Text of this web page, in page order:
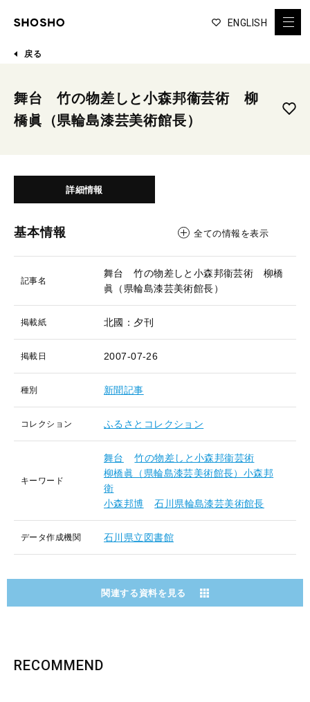
ENGLISH
戻る
舞台 竹の物差しと小森邦衞芸術 柳
橋眞（県輪島漆芸美術館長）
詳細情報
基本情報 全ての情報を表示
記事名
舞台 竹の物差しと小森邦衞芸術 柳橋
眞（県輪島漆芸美術館長）
掲載紙 北國：夕刊
掲載日 2007-07-26
種別 新聞記事
コレクション ふるさとコレクション
キーワード
舞台
竹の物差しと小森邦衞芸術
柳橋眞（県輪島漆芸美術館長）小森邦
衛
小森邦博
石川県輪島漆芸美術館長
データ作成機関 石川県立図書館
関連する資料を見る
RECOMMEND